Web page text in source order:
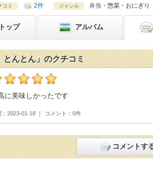
コミ 2件 ジャンル 弁当・惣菜・おにぎり
トップ アルバム
んとん」のクチコミ
ばちゃんのぶたくし とんとんおすすめ度：
に美味しかったです
2023-01-18 コメント 0件
コメントす